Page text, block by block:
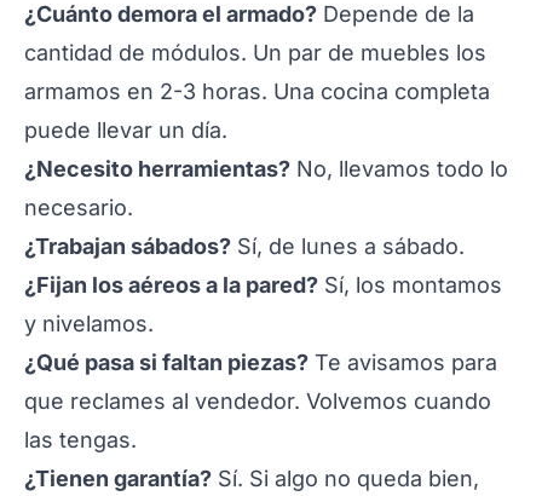
¿Cuánto demora el armado? Depende de la
cantidad de módulos. Un par de muebles los
armamos en 2-3 horas. Una cocina completa
puede llevar un día.
¿Necesito herramientas? No, llevamos todo lo
necesario.
¿Trabajan sábados? Sí, de lunes a sábado.
¿Fijan los aéreos a la pared? Sí, los montamos
y nivelamos.
¿Qué pasa si faltan piezas? Te avisamos para
que reclames al vendedor. Volvemos cuando
las tengas.
¿Tienen garantía? Sí. Si algo no queda bien,